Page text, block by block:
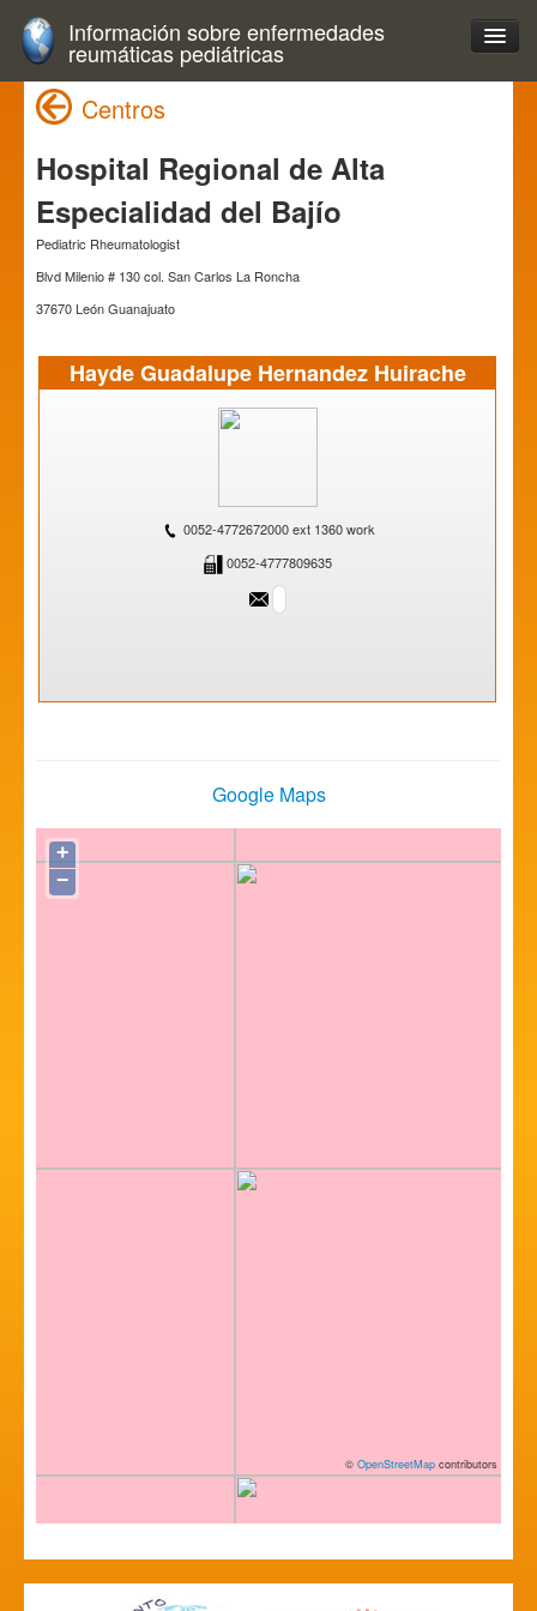
Información sobre enfermedades
reumáticas pediátricas
Centros
Hospital Regional de Alta
Especialidad del Bajío
Pediatric Rheumatologist
Blvd Milenio # 130 col. San Carlos La Roncha
37670 León Guanajuato
Hayde Guadalupe Hernandez Huirache
0052-4772672000 ext 1360 work
0052-4777809635
Google Maps
+
−
© OpenStreetMap contributors